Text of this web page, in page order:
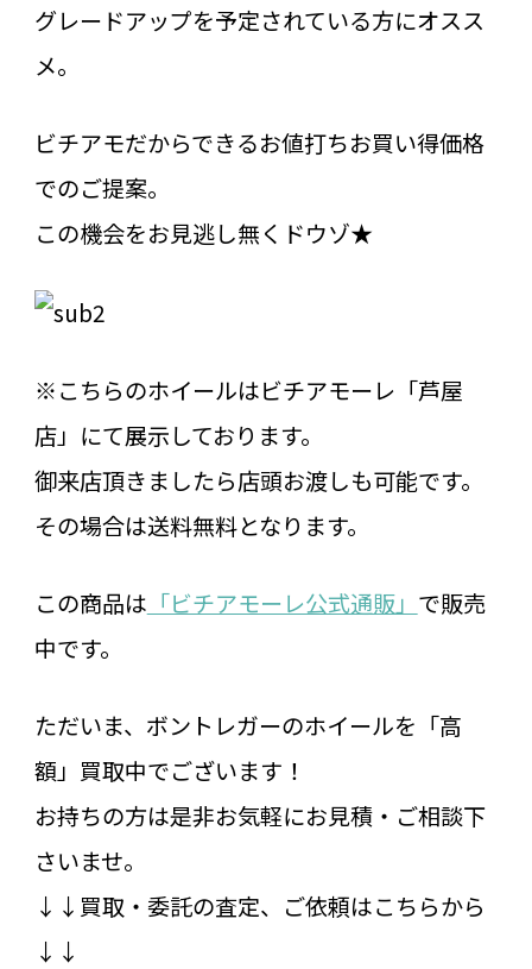
グレードアップを予定されている方にオスス
メ。
ビチアモだからできるお値打ちお買い得価格
でのご提案。
この機会をお見逃し無くドウゾ★
※こちらのホイールはビチアモーレ「芦屋
店」にて展示しております。
御来店頂きましたら店頭お渡しも可能です。
その場合は送料無料となります。
この商品は 「ビチアモーレ公式通販」 で販売
中です。
ただいま、ボントレガーのホイールを「高
額」買取中でございます！
お持ちの方は是非お気軽にお見積・ご相談下
さいませ。
↓↓買取・委託の査定、ご依頼はこちらから
↓↓